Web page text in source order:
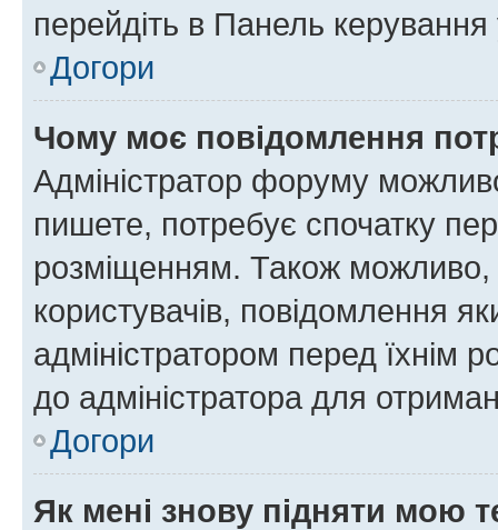
перейдіть в Панель керування
Догори
Чому моє повідомлення
Адміністратор форуму
пишете, потребує спочатку
розміщенням. Також можливо,
користувачів, повідомлення
адміністратором перед їхнім
до адміністратора для
Догори
Як мені знову підняти мою